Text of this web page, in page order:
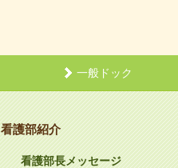
一般ドック
看護部紹介
看護部長メッセージ